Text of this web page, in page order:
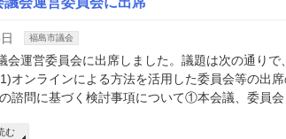
福島市議会
会運営委員会に出席しました。議題は次の通り
オンラインによる方法を活用した委員会等の出
諮問に基づく検討事項について①本会議、委員
む